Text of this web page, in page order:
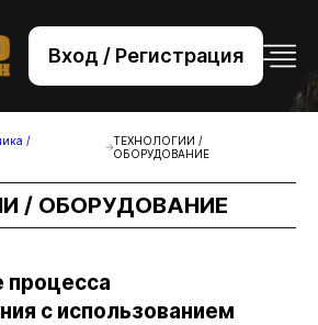
Вход / Регистрация
(495) 221-76-32
bsv@zolteh.ru
/
ТЕХНОЛОГИИ /
ОБОРУДОВАНИЕ
/ ОБОРУДОВАНИЕ
процесса
с использованием